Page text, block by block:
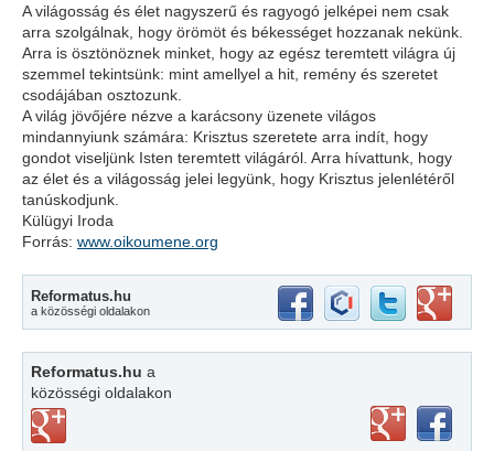
A világosság és élet nagyszerű és ragyogó jelképei nem csak
arra szolgálnak, hogy örömöt és békességet hozzanak nekünk.
Arra is ösztönöznek minket, hogy az egész teremtett világra új
szemmel tekintsünk: mint amellyel a hit, remény és szeretet
csodájában osztozunk.
A világ jövőjére nézve a karácsony üzenete világos
mindannyiunk számára: Krisztus szeretete arra indít, hogy
gondot viseljünk Isten teremtett világáról. Arra hívattunk, hogy
az élet és a világosság jelei legyünk, hogy Krisztus jelenlétéről
tanúskodjunk.
Külügyi Iroda
Forrás: www.oikoumene.org
Reformatus.hu
a közösségi oldalakon
Reformatus.hu a
közösségi oldalakon